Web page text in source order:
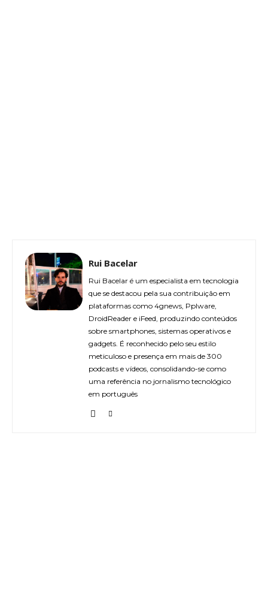
Rui Bacelar
Rui Bacelar é um especialista em tecnologia
que se destacou pela sua contribuição em
plataformas como 4gnews, Pplware,
DroidReader e iFeed, produzindo conteúdos
sobre smartphones, sistemas operativos e
gadgets. É reconhecido pelo seu estilo
meticuloso e presença em mais de 300
podcasts e vídeos, consolidando-se como
uma referência no jornalismo tecnológico
em português